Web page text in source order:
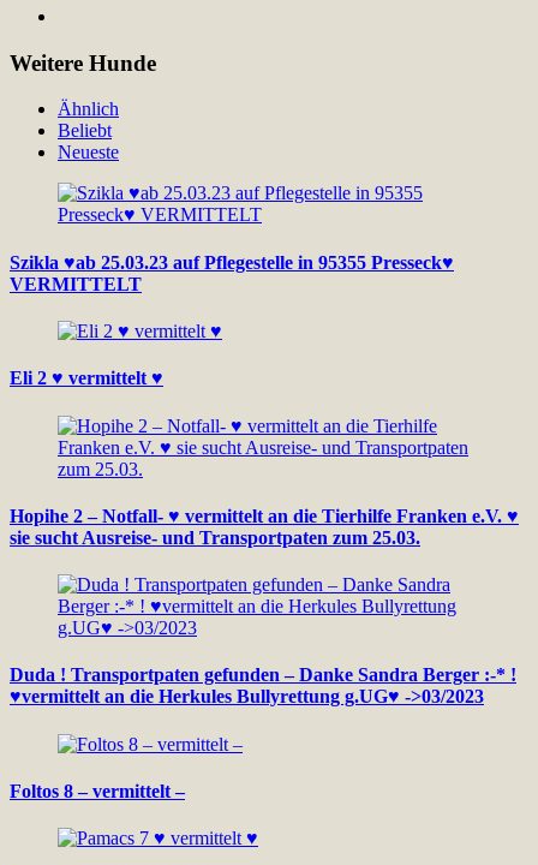
Weitere Hunde
Ähnlich
Beliebt
Neueste
Szikla ♥ab 25.03.23 auf Pflegestelle in 95355 Presseck♥
VERMITTELT
Eli 2 ♥ vermittelt ♥
Hopihe 2 – Notfall- ♥ vermittelt an die Tierhilfe Franken e.V. ♥
sie sucht Ausreise- und Transportpaten zum 25.03.
Duda ! Transportpaten gefunden – Danke Sandra Berger :-* !
♥vermittelt an die Herkules Bullyrettung g.UG♥ ->03/2023
Foltos 8 – vermittelt –